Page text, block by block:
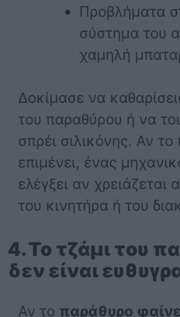
Προβλήματα
σύστημα του
χαμηλή
Δοκίμασε να
του παραθύρου ή να
σπρέι σιλικόνης. Αν
επιμένει, ένας
ελέγξει αν χρειάζεται
του κινητήρα ή του
4. Το τζάμι του
δεν είναι
Αν το παράθυρο